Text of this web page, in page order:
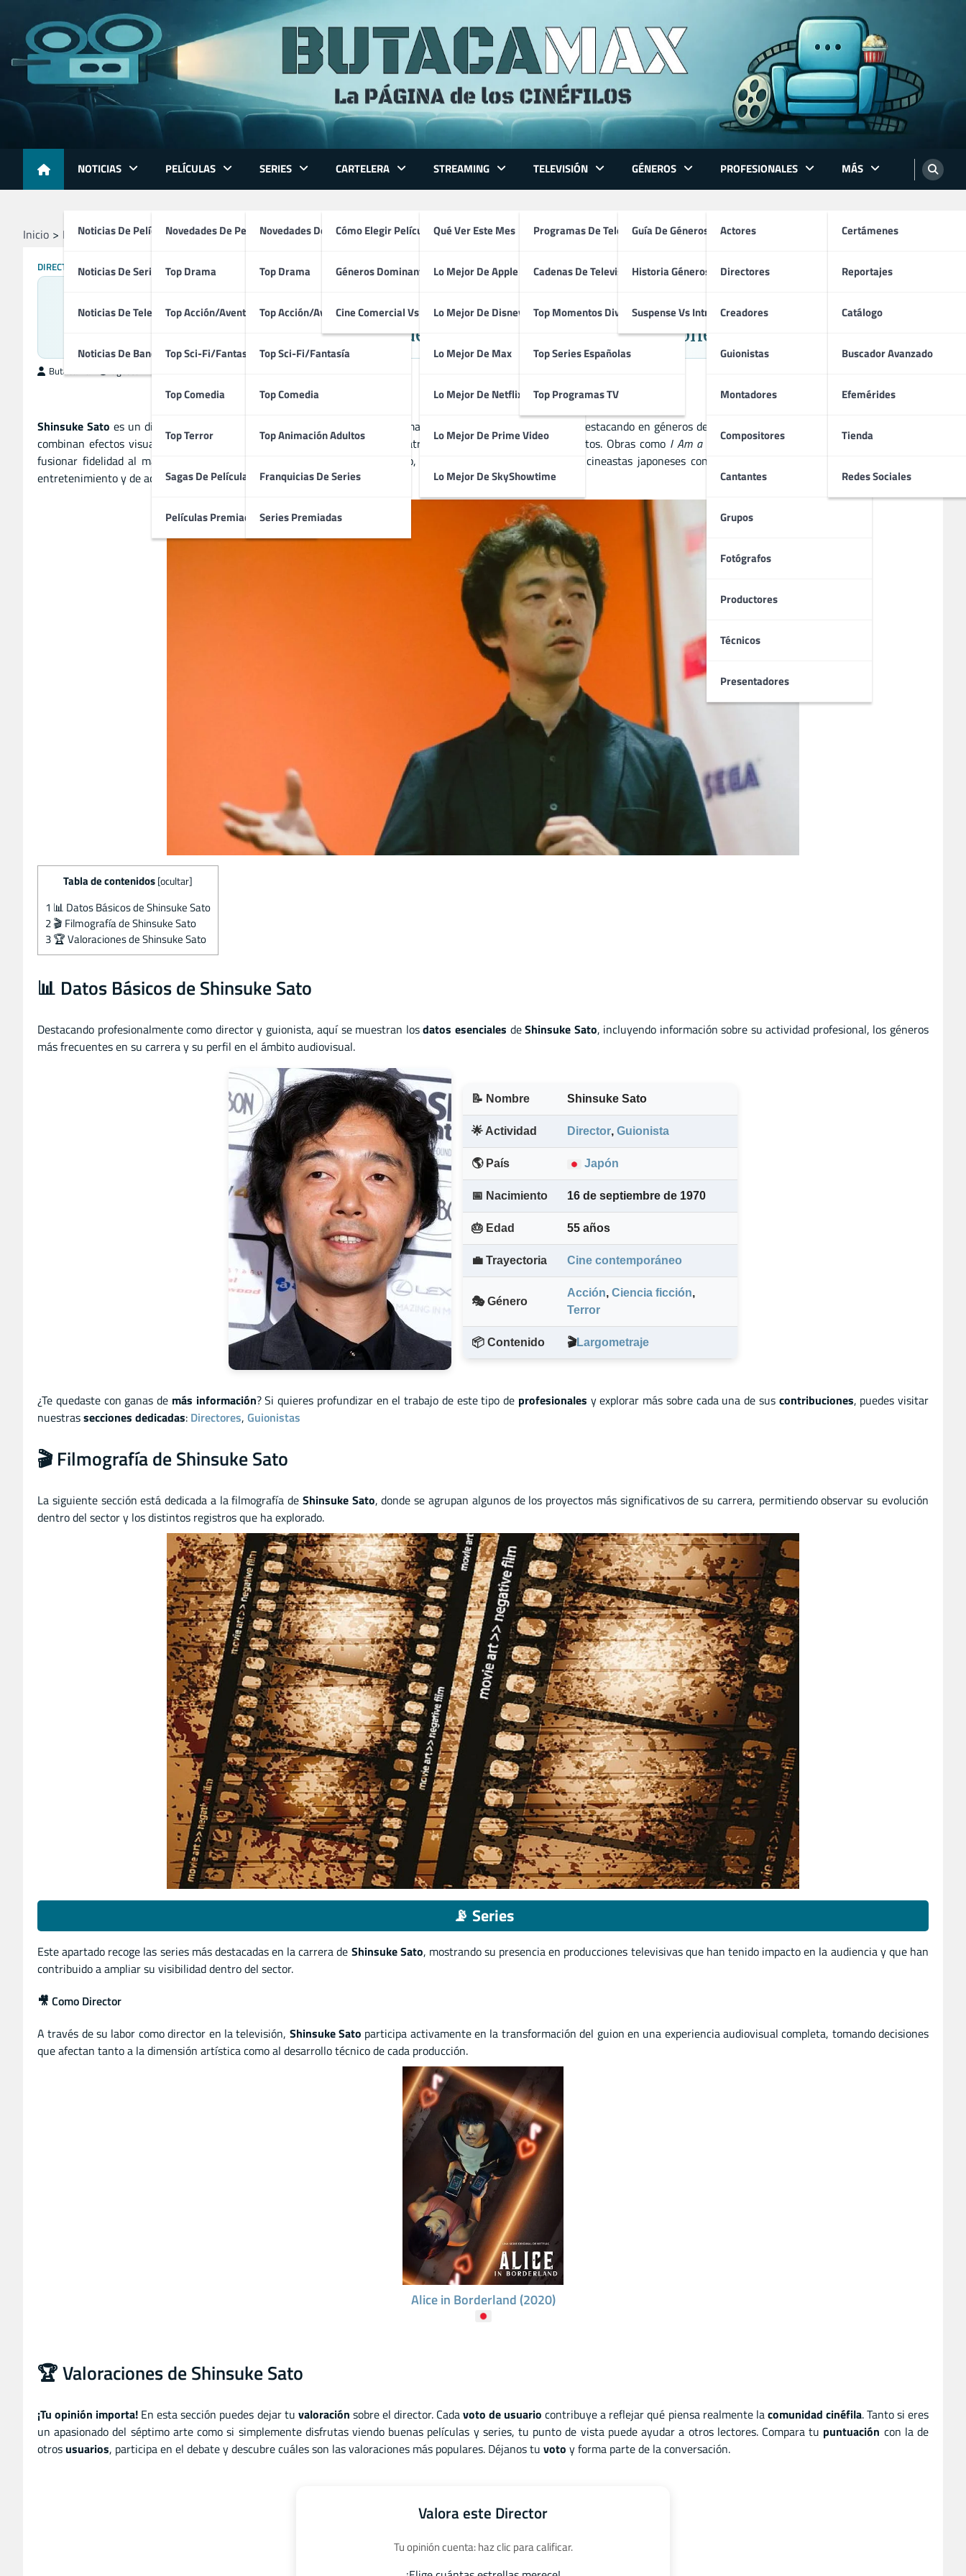
content
NOTICIAS
Noticias De Películas
Noticias De Series
Noticias De Televisión
Noticias De Bandas Sonoras
PELÍCULAS
Novedades De Películas
Top Drama
Top Acción/Aventura
Top Sci-Fi/Fantasía
Top Comedia
Top Terror
Sagas De Películas
Películas Premiadas
SERIES
Novedades De Series
Top Drama
Top Acción/Aventura
Top Sci-Fi/Fantasía
Top Comedia
Top Animación Adultos
Franquicias De Series
Series Premiadas
CARTELERA
Cómo Elegir Película
Géneros Dominantes
Cine Comercial Vs Autor
STREAMING
Qué Ver Este Mes
Lo Mejor De Apple TV
Lo Mejor De Disney+
Lo Mejor De Max
Lo Mejor De Netflix
Lo Mejor De Prime Video
Lo Mejor De SkyShowtime
TELEVISIÓN
Programas De Televisión
Cadenas De Televisión
Top Momentos Divertidos
Top Series Españolas
Top Programas TV
GÉNEROS
Guía De Géneros
Historia Géneros TV
Suspense Vs Intriga
PROFESIONALES
Actores
Directores
Creadores
Guionistas
Montadores
Compositores
Cantantes
Grupos
Fotógrafos
Productores
Técnicos
Presentadores
MÁS
Certámenes
Reportajes
Catálogo
Buscador Avanzado
Efemérides
Tienda
Redes Sociales
Inicio Profesionales Directores Shinsuke Sato
DIRECTORES GUIONISTAS
Shinsuke Sato
Maestro Japonés del Cine de Acción y Adaptaciones
ButacaMax
Shinsuke Sato es un director japonés reconocido por sus adaptaciones de manga y anime al cine live-action, destacando en géneros de acción, ciencia ficción y terror. Sus películas
combinan efectos visuales avanzados con narrativas dinámicas, logrando atraer tanto a jóvenes como a adultos. Obras como I Am a HeroyBleachdemuestran su capacidad para
fusionar fidelidad al material original con un estilo cinematográfico propio, consolidándolo como uno de los cineastas japoneses contemporáneos más influyentes en el cine de
entretenimiento y de acción.
Tabla de contenidos [ocultar]
1 📊 Datos Básicos de Shinsuke Sato
2🎬 Filmografía de Shinsuke Sato
3🏆 Valoraciones de Shinsuke Sato
📊 Datos Básicos de Shinsuke Sato
Destacando profesionalmente como directory guionista, aquí se muestran losdatos esenciales deShinsuke Sato, incluyendo información sobre su actividad profesional, los géneros
más frecuentes en su carrera y su perfil en el ámbito audiovisual.
📝 Nombre Shinsuke Sato
🌟 Actividad Director, Guionista
🌎 País Japón
📅 Nacimiento 16 de septiembre de 1970
🎂 Edad 55 años
💼 Trayectoria Cine contemporáneo
🎭 Género
Acción, Ciencia ficción,
Terror
📦 Contenido 🎬Largometraje
¿Te quedaste con ganas de más información? Si quieres profundizar en el trabajo de este tipo de profesionales y explorar más sobre cada una de sus contribuciones, puedes visitar
nuestrassecciones dedicadas: Directores, Guionistas
🎬 Filmografía de Shinsuke Sato
La siguiente sección está dedicada a la filmografía de Shinsuke Sato, donde se agrupan algunos de los proyectos más significativos de su carrera, permitiendo observar su evolución
dentro del sector y los distintos registros que ha explorado.
📡 Series
Este apartado recoge las series más destacadas en la carrera de Shinsuke Sato, mostrando su presencia en producciones televisivas que han tenido impacto en la audiencia y que han
contribuido a ampliar su visibilidad dentro del sector.
🎥 Como Director
A través de su labor como director en la televisión, Shinsuke Sato participa activamente en la transformación del guion en una experiencia audiovisual completa, tomando decisiones
que afectan tanto a la dimensión artística como al desarrollo técnico de cada producción.
Alice in Borderland (2020)
🏆 Valoraciones de Shinsuke Sato
¡Tu opinión importa! En esta sección puedes dejar tu valoración sobre el director. Cadavoto de usuario contribuye a reflejar qué piensa realmente lacomunidad cinéfila. Tanto si eres
un apasionado del séptimo arte como si simplemente disfrutas viendo buenas películas y series, tu punto de vista puede ayudar a otros lectores. Compara tu puntuación con la de
otros usuarios, participa en el debate y descubre cuáles son las valoraciones más populares. Déjanos tu voto y forma parte de la conversación.
Valora este Director
Tu opinión cuenta: haz clic para calificar.